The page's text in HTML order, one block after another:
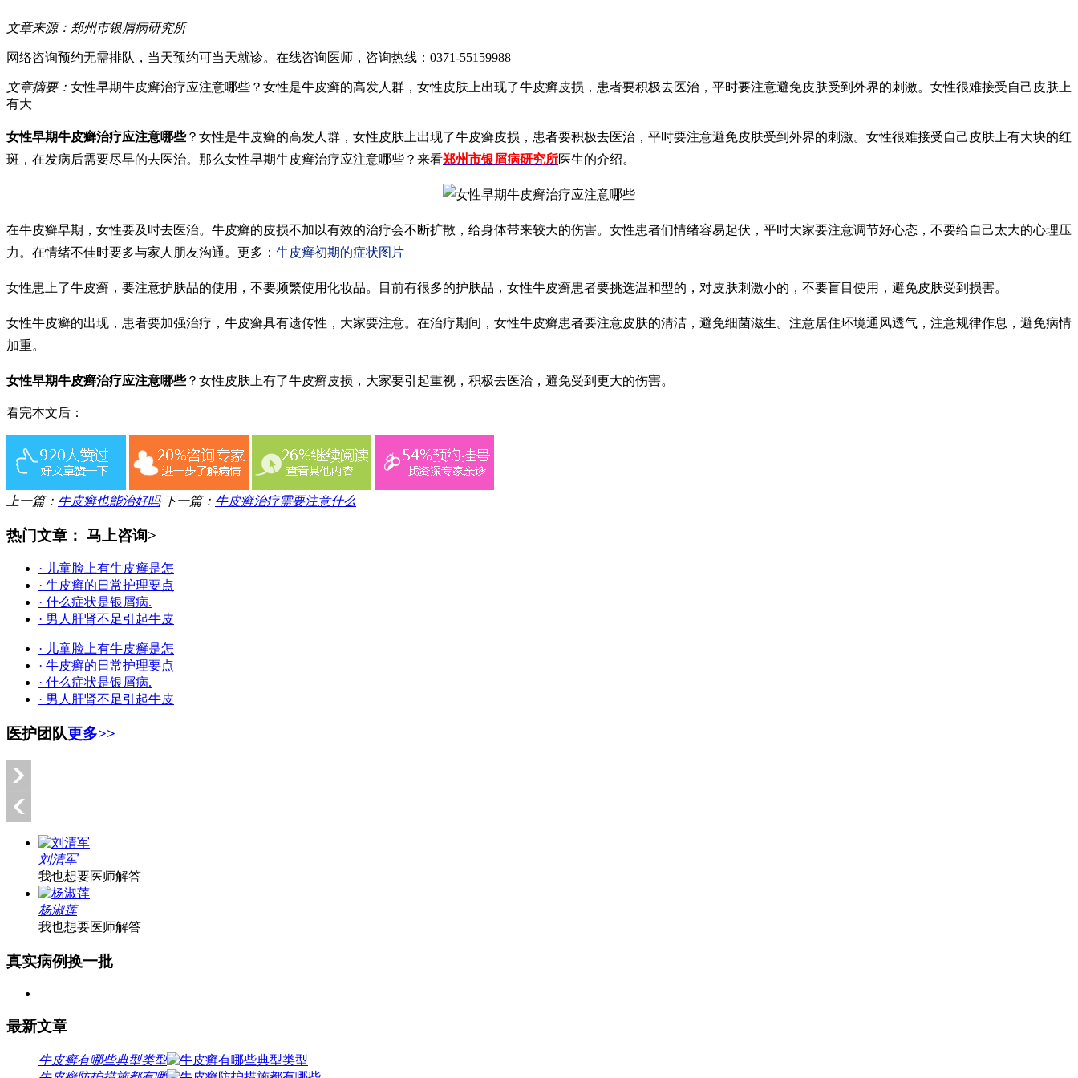
文章来源： 郑州市银屑病研究所
网络咨询预约无需排队，当天预约可当天就诊。 在线咨询医师 ，咨询热线： 0371-55159988
文章摘要： 女性早期牛皮癣治疗应注意哪些？女性是牛皮癣的高发人群，女性皮肤上出现了牛皮癣皮损，患者要积极去医治，平时要注意避免皮肤受到外界的刺激。女性很难接受自己皮肤上
有大
女性早期牛皮癣治疗应注意哪些？女性是牛皮癣的高发人群，女性皮肤上出现了牛皮癣皮损，患者要积极去医治，平时要注意避免皮肤受到外界的刺激。女性很难接受自己皮肤上有大块的红
斑，在发病后需要尽早的去医治。那么女性早期牛皮癣治疗应注意哪些？来看郑州市银屑病研究所医生的介绍。
在牛皮癣早期，女性要及时去医治。牛皮癣的皮损不加以有效的治疗会不断扩散，给身体带来较大的伤害。女性患者们情绪容易起伏，平时大家要注意调节好心态，不要给自己太大的心理压
力。在情绪不佳时要多与家人朋友沟通。更多： 牛皮癣初期的症状图片
女性患上了牛皮癣，要注意护肤品的使用，不要频繁使用化妆品。目前有很多的护肤品，女性牛皮癣患者要挑选温和型的，对皮肤刺激小的，不要盲目使用，避免皮肤受到损害。
女性牛皮癣的出现，患者要加强治疗，牛皮癣具有遗传性，大家要注意。在治疗期间，女性牛皮癣患者要注意皮肤的清洁，避免细菌滋生。注意居住环境通风透气，注意规律作息，避免病情
加重。
女性早期牛皮癣治疗应注意哪些？女性皮肤上有了牛皮癣皮损，大家要引起重视，积极去医治，避免受到更大的伤害。
看完本文后：
上一篇： 牛皮癣也能治好吗 下一篇： 牛皮癣治疗需要注意什么
热门文章： 马上咨询>
· 儿童脸上有牛皮癣是怎
· 牛皮癣的日常护理要点
· 什么症状是银屑病.
· 男人肝肾不足引起牛皮
· 儿童脸上有牛皮癣是怎
· 牛皮癣的日常护理要点
· 什么症状是银屑病.
· 男人肝肾不足引起牛皮
医护团队更多>>
刘清军
我也想要医师解答
杨淑莲
我也想要医师解答
真实病例换一批
最新文章
牛皮癣有哪些典型类型